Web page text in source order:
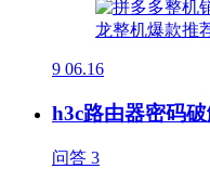
9 06.16
h3c路由器密码
问答 3